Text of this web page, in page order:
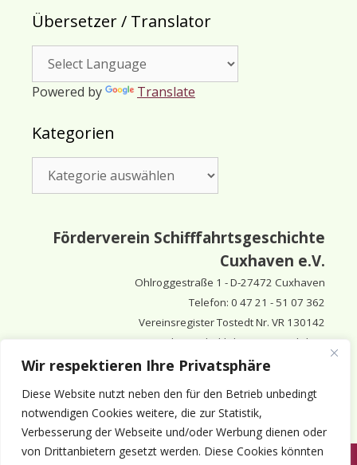
Wir respektieren Ihre Privatsphäre
Diese Website nutzt neben den für den Betrieb unbedingt
notwendigen Cookies weitere, die zur Statistik,
Verbesserung der Webseite und/oder Werbung dienen oder
von Drittanbietern gesetzt werden. Diese Cookies könnten
Übersetzer / Translator
Powered by Translate
Kategorien
Förderverein Schifffahrtsgeschichte
Cuxhaven e.V.
Ohlroggestraße 1 - D-27472 Cuxhaven
Telefon: 0 47 21 - 51 07 362
Vereinsregister Tostedt Nr. VR 130142
Vorsitzender & inhaltlich Verantwortlicher:
Horst Huthsfeldt
Stellv. Vorsitzender: Eberhard Hewicker